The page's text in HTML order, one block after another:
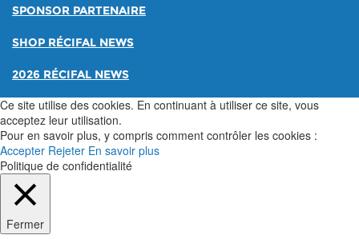
SPONSOR PARTENAIRE
SHOP RÉCIFAL NEWS
2026 RÉCIFAL NEWS
Ce site utilise des cookies. En continuant à utiliser ce site, vous
acceptez leur utilisation.
Pour en savoir plus, y compris comment contrôler les cookies :
Accepter Rejeter En savoir plus
Politique de confidentialité
Fermer